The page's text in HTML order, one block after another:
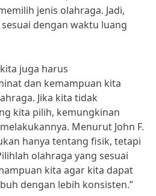
jenis olahraga. Jadi,
dengan waktu luang
juga harus
dan kemampuan kita
Jika kita tidak
kita pilih, kemungkinan
Menurut John F.
hanya tentang fisik, tetapi
olahraga yang sesuai
kita agar kita dapat
dengan lebih konsisten.”